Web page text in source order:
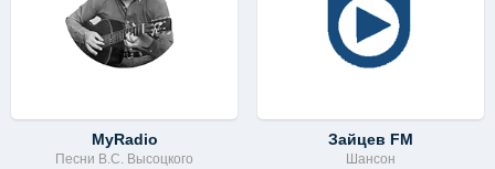
MyRadio
Песни В.С. Высоцкого
Зайцев FM
Шансон